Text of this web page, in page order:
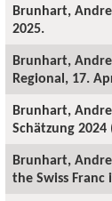
Brunhart,
2025.
Brunhart,
Regional, 17.
Brunhart,
Schätzung
Brunhart,
the Swiss Franc